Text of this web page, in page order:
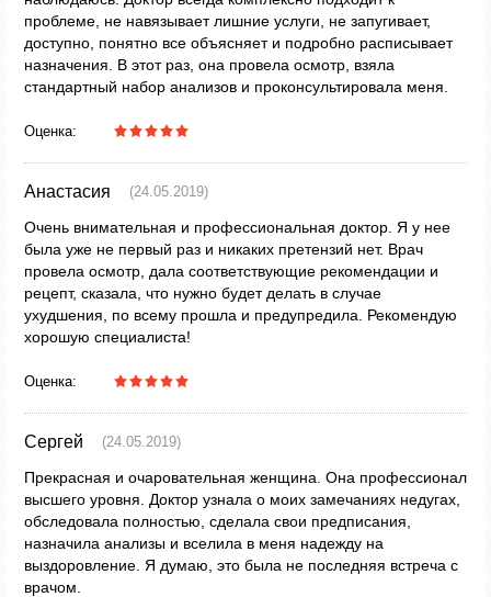
проблеме, не навязывает лишние услуги, не запугивает,
доступно, понятно все объясняет и подробно расписывает
назначения. В этот раз, она провела осмотр, взяла
стандартный набор анализов и проконсультировала меня.
Оценка:
Анастасия (24.05.2019)
Очень внимательная и профессиональная доктор. Я у нее
была уже не первый раз и никаких претензий нет. Врач
провела осмотр, дала соответствующие рекомендации и
рецепт, сказала, что нужно будет делать в случае
ухудшения, по всему прошла и предупредила. Рекомендую
хорошую специалиста!
Оценка:
Сергей (24.05.2019)
Прекрасная и очаровательная женщина. Она профессионал
высшего уровня. Доктор узнала о моих замечаниях недугах,
обследовала полностью, сделала свои предписания,
назначила анализы и вселила в меня надежду на
выздоровление. Я думаю, это была не последняя встреча с
врачом.